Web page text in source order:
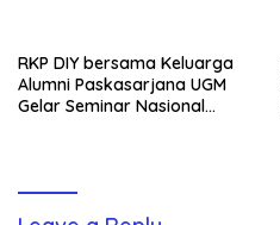
RKP DIY bersama Keluarga
Alumni Paskasarjana UGM
Gelar Seminar Nasional